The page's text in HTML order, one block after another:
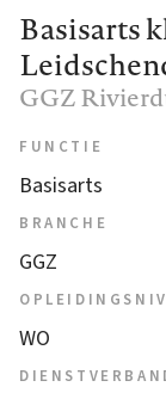
Basisarts
GGZ
FUNCTIE
Basisarts
BRANCHE
GGZ
WO